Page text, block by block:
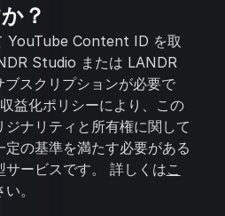
？
YouTube Content ID を取
Studio または LANDR
スクリプションが必要で
益化ポリシーにより、この
ジナリティと所有権に関して
定の基準を満たす必要がある
サービスです。 詳しくはこ
。